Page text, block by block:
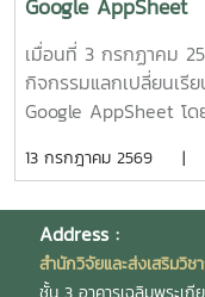
พาณิชย์" โดย ผู้ช่วยศา
โครงการ
Google AppSheet
เมื่อนที่ 3 กรกฏาคม
กิจกรรมแลกเปลี่ยนเรี
Google AppSheet โ
พร้อมทั้งเป็นวิทยากร แ
งานวิจัย และบริการวิ
การกองบริหารงานวิ
บริหารและธุรการ แล
13 กรกฎาคม 2569 |
Address :
สำนักวิจัยและส่งเสริมวิช